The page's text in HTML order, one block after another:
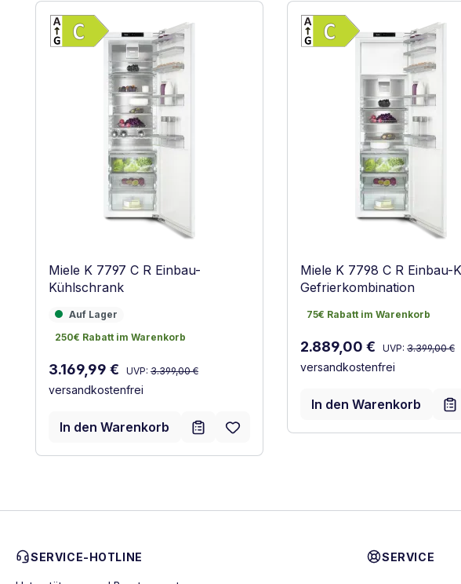
Produktgalerie überspringenVollständiges Energielabel anzeigen
Energieklasse C. Höchste bis niedrigste Effizienz (A-G)
Miele K 7797 C R Einbau-
Kühlschrank
Auf Lager
Auf Lager
250€ Rabatt im Warenkorb
250€ Rabatt im Warenkorb
Verkaufspreis:
3.169,99 € Regulärer Preis:
UVP: 3.399,00 €
versandkostenfrei
In den Warenkorb
Vollständiges
Miele K 7798 C R Einbau-
Gefrierkombination
75€ Rabatt im Warenkorb
75€ Rabatt im Warenkorb
Verkaufspreis:
2.889,00 € Regulärer Preis:
UVP: 3.399,00 €
versandkostenfrei
In den Warenkorb
SERVICE-HOTLINE SERVICE